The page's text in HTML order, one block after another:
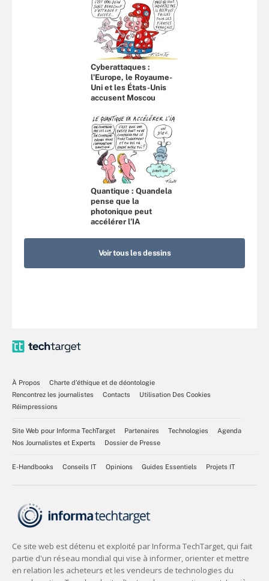
Cyberattaques :
l’Europe, le Royaume-
Uni et les États-Unis
accusent Moscou
Quantique : Quandela
pense que la
photonique peut
accélérer l’IA
Voir tous les dessins
À Propos
Charte d’éthique et de déontologie
Rencontrez les journalistes
Contacts
Utilisation Des Cookies
Réimpressions
Site Web pour Informa TechTarget Partenaires Technologies
Agenda
Nos Journalistes et Experts
Dossier de Presse
E-Handbooks Conseils IT Opinions Guides Essentiels Projets IT